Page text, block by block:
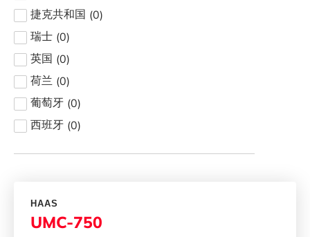
捷克共和国 (0)
瑞士 (0)
英国 (0)
荷兰 (0)
葡萄牙 (0)
西班牙 (0)
HAAS
UMC-750